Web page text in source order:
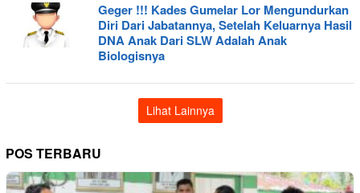
Geger !!! Kades Gumelar Lor Mengundurkan
Diri Dari Jabatannya, Setelah Keluarnya Hasil
DNA Anak Dari SLW Adalah Anak
Biologisnya
Lihat Lainnya
POS TERBARU